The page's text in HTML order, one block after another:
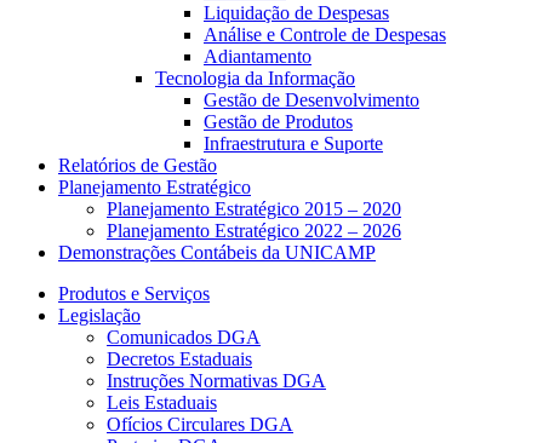
Liquidação de Despesas
Análise e Controle de Despesas
Adiantamento
Tecnologia da Informação
Gestão de Desenvolvimento
Gestão de Produtos
Infraestrutura e Suporte
Relatórios de Gestão
Planejamento Estratégico
Planejamento Estratégico 2015 – 2020
Planejamento Estratégico 2022 – 2026
Demonstrações Contábeis da UNICAMP
Produtos e Serviços
Legislação
Comunicados DGA
Decretos Estaduais
Instruções Normativas DGA
Leis Estaduais
Ofícios Circulares DGA